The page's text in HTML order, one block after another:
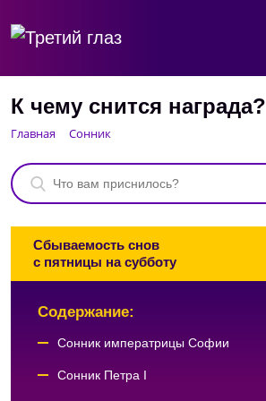
К чему снится награда?
Главная Сонник
Сбываемость снов
с пятницы на субботу
Содержание:
Сонник императрицы Софии
Сонник Петра I